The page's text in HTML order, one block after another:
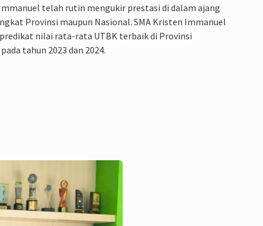
telah rutin mengukir prestasi di dalam ajang
Provinsi maupun Nasional. SMA Kristen Immanuel
nilai rata-rata UTBK terbaik di Provinsi
tahun 2023 dan 2024.